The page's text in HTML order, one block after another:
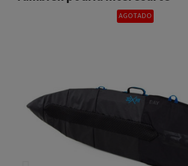
AGOTADO